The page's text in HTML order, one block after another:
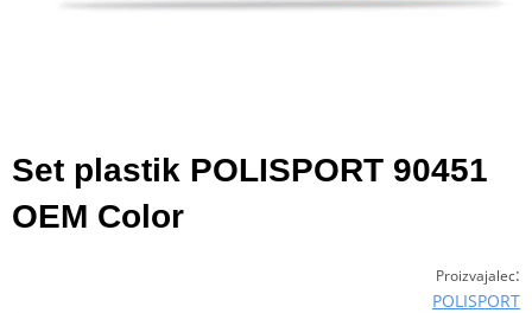
Set plastik POLISPORT 90451
OEM Color
Proizvajalec:
POLISPORT